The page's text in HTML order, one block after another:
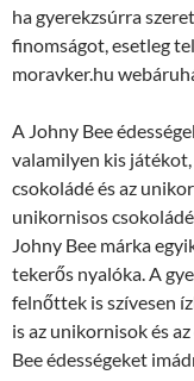
ha gyerekzsúrra
finomságot, esetleg
moravker.hu
A Johny Bee
valamilyen kis
csokoládé és az
unikornisos
Johny Bee márka
tekerős nyalóka. A
felnőttek is szívesen
is az unikornisok és
Bee édességeket